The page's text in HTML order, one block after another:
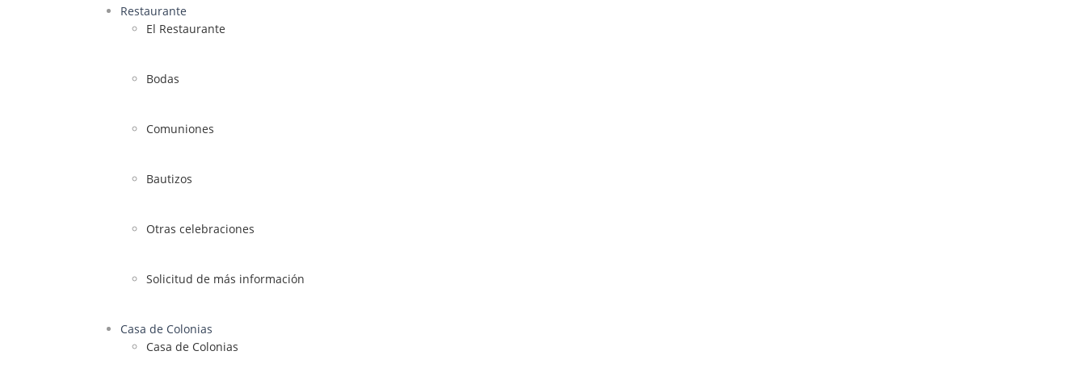
Restaurante
El Restaurante
Bodas
Comuniones
Bautizos
Otras celebraciones
Solicitud de más información
Casa de Colonias
Casa de Colonias